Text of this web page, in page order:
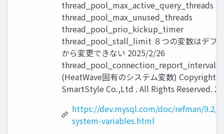
thread_pool_max_active_query_threads
thread_pool_max_unused_threads
thread_pool_prio_kickup_timer
thread_pool_stall_limit ８つの変数はデフ
から変更できない 2025/2/26
thread_pool_connection_report_interval
(HeatWave固有のシステム変数) Copyright
SmartStyle Co.,Ltd . All Rights Reserved. 27
https://dev.mysql.com/doc/refman/9.2/
system-variables.html